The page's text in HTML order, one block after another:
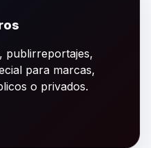
publirreportajes,
para marcas,
o privados.